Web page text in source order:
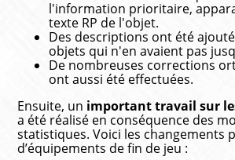
l'information prioritaire,
texte RP de l'objet.
Des descriptions ont été
objets qui n'en avaient pas
De nombreuses corrections
ont aussi été effectuées.
Ensuite, un important travail sur
a été réalisé en conséquence des
statistiques. Voici les changements
d’équipements de fin de jeu :